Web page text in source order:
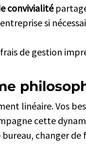
convivialité
si
de gestion
linéaire. Vos
cette
changer